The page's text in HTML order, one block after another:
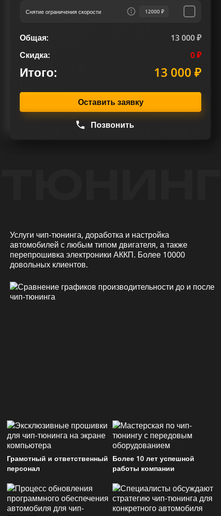
Снятие ограничения скорости 12000 ₽
Общая:
13 000 ₽
Скидка:
0 ₽
Итого: 13 000 ₽
Оставить заявку
Позвонить
Услуги чип-тюнинга, доработка и настройка
автомобилей с любым типом двигателя, а также
перепрошивка электроники АККП. Более 10000
довольных клиентов.
Грамотный и ответственный
персонал
Более 10 лет успешной
работы компании